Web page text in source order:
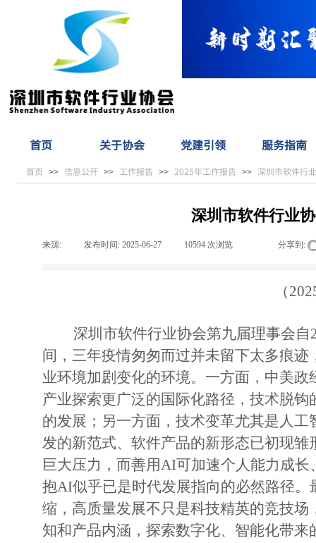
首页 关于协会 党建引领 服务指南
首页 >> 信息公开 >> 工作报告 >> 2025年工作报告 >> 深圳市软件行
深圳市软件行业
来源: 发布时间: 2025-06-27 10594 次浏览 分享到:
（
深圳市软件行业协会第九届理事会自
间，三年疫情匆匆而过并未留下太多痕迹
业环境加剧变化的环境。一方面，中美
产业探索更广泛的国际化路径，技术脱
的发展；另一方面，技术变革尤其是人
发的新范式、软件产品的新形态已初现
巨大压力，而善用AI可加速个人能力成
抱AI似乎已是时代发展指向的必然路径
缩，高质量发展不只是科技精英的竞技
知和产品内涵，探索数字化、智能化带来